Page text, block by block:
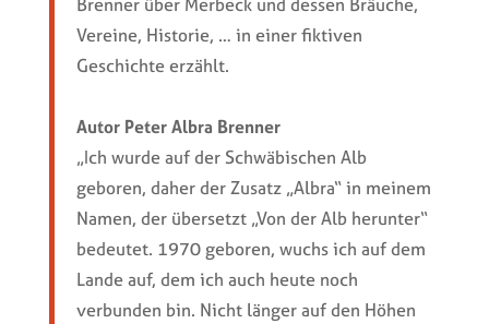
Vereine, Historie, … in einer fiktiven
Geschichte erzählt.
Autor Peter Albra Brenner
„Ich wurde auf der Schwäbischen Alb
geboren, daher der Zusatz „Albra“ in meinem
Namen, der übersetzt „Von der Alb herunter“
bedeutet. 1970 geboren, wuchs ich auf dem
Lande auf, dem ich auch heute noch
verbunden bin. Nicht länger auf den Höhen